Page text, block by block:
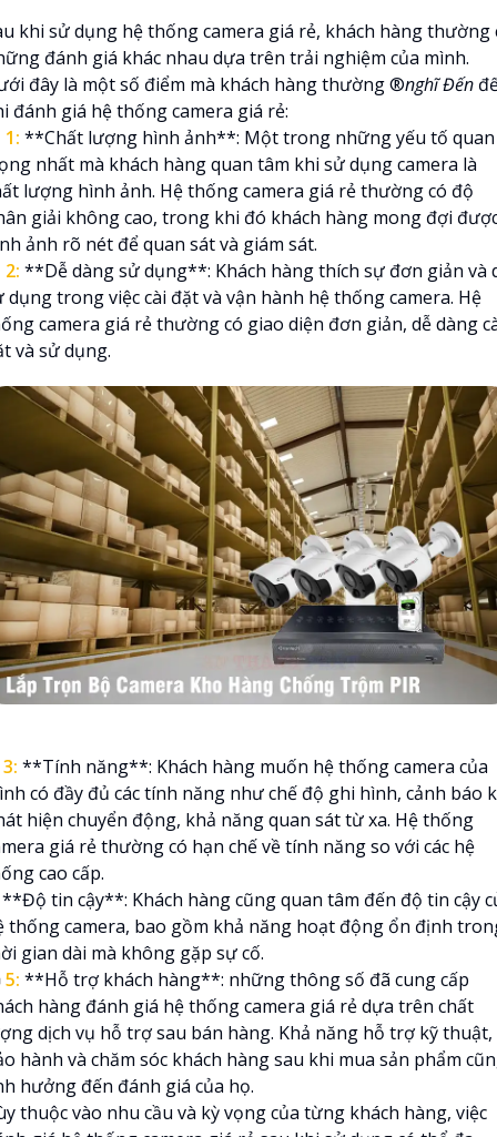
khi sử dụng hệ thống camera giá rẻ, khách hàng thường
đánh giá khác nhau dựa trên trải nghiệm của mình.
đây là một số điểm mà khách hàng thường ®️nghĩ Đến
đánh giá hệ thống camera giá rẻ:
1: **Chất lượng hình ảnh**: Một trong những yếu tố quan
nhất mà khách hàng quan tâm khi sử dụng camera là
lượng hình ảnh. Hệ thống camera giá rẻ thường có độ
giải không cao, trong khi đó khách hàng mong đợi
ảnh rõ nét để quan sát và giám sát.
2: **Dễ dàng sử dụng**: Khách hàng thích sự đơn giản và
dụng trong việc cài đặt và vận hành hệ thống camera. Hệ
camera giá rẻ thường có giao diện đơn giản, dễ dàng
và sử dụng.
3: **Tính năng**: Khách hàng muốn hệ thống camera của
có đầy đủ các tính năng như chế độ ghi hình, cảnh báo
hiện chuyển động, khả năng quan sát từ xa. Hệ thống
giá rẻ thường có hạn chế về tính năng so với các hệ
cao cấp.
tin cậy**: Khách hàng cũng quan tâm đến độ tin cậy
thống camera, bao gồm khả năng hoạt động ổn định
gian dài mà không gặp sự cố.
5: **Hỗ trợ khách hàng**: những thông số đã cung cấp
hàng đánh giá hệ thống camera giá rẻ dựa trên chất
dịch vụ hỗ trợ sau bán hàng. Khả năng hỗ trợ kỹ thuật,
hành và chăm sóc khách hàng sau khi mua sản phẩm
hưởng đến đánh giá của họ.
thuộc vào nhu cầu và kỳ vọng của từng khách hàng, việc